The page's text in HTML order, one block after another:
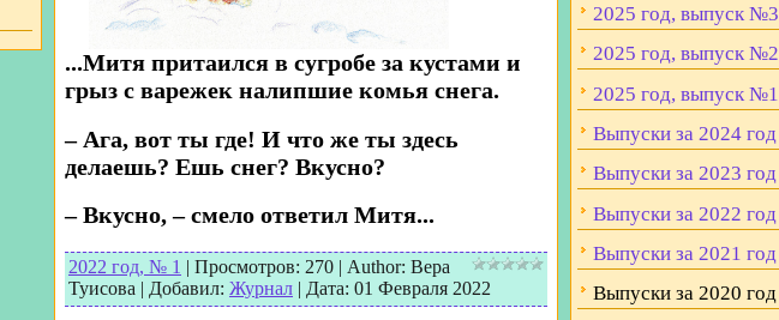
...Митя притаился в сугробе за кустами и
грыз с варежек налипшие комья снега.
– Ага, вот ты где! И что же ты здесь
делаешь? Ешь снег? Вкусно?
– Вкусно, – смело ответил Митя...
2022 год, № 1 | Просмотров: 270| Author: Вера
Туисова | Добавил: Журнал| Дата: 01 Февраля 2022
2025 год, выпуск №3
2025 год, выпуск №2
2025 год, выпуск №1
Выпуски за 2024 год
Выпуски за 2023 год
Выпуски за 2022 год
Выпуски за 2021 год
Выпуски за 2020 год